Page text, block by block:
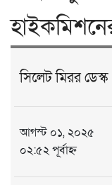
সিলেট মিরর ডেস্ক
আগস্ট ০১, ২০২৫
০২:৫২ পূর্বাহ্ন